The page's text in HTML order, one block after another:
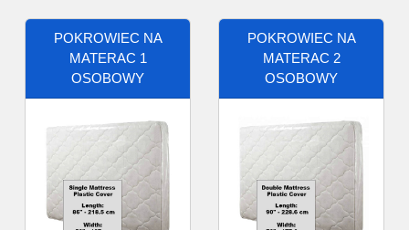
POKROWIEC NA
MATERAC 1
OSOBOWY
POKROWIEC NA
MATERAC 2
OSOBOWY